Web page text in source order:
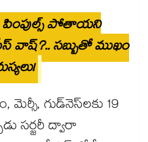
పింపుల్స్ పోతాయని
వాష్?.. సబ్బుతో ముఖం
మెర్సీ, గుడ్‌నెస్‌లకు 19
సర్జరీ ద్వారా